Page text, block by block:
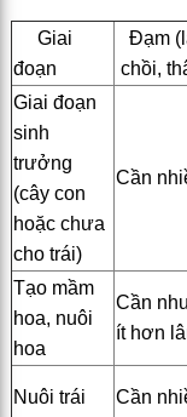
Giai
đoạn
Đạm
chồi,
Giai đoạn
sinh
trưởng
(cây con
hoặc chưa
cho trái)
Cần
Tạo mầm
hoa, nuôi
hoa
Cần
ít hơn
Nuôi trái Cần